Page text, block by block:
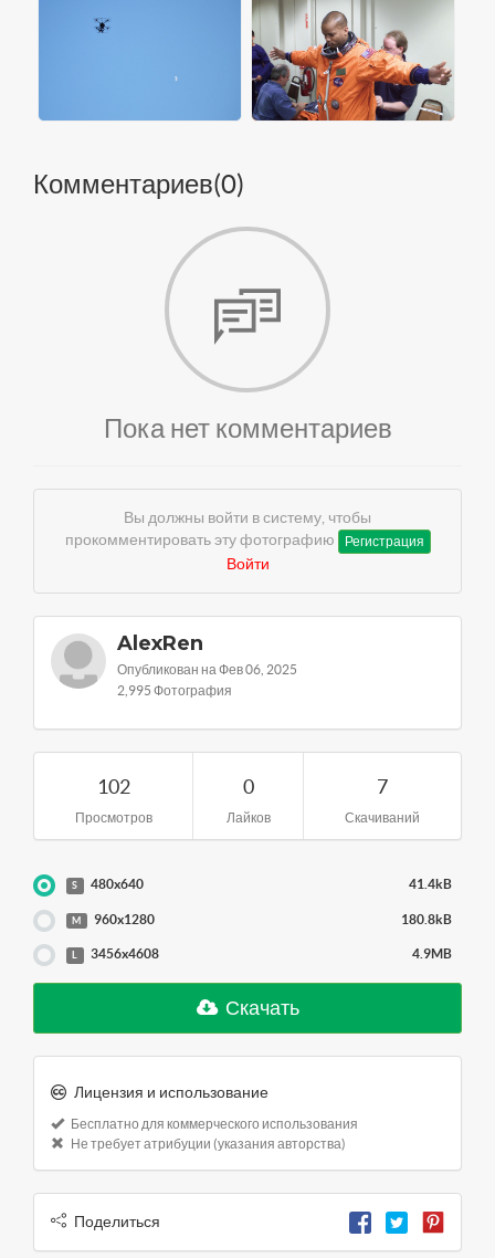
Комментариев(0)
Пока нет комментариев
Вы должны войти в систему, чтобы
прокомментировать эту фотографию
Регистрация
Войти
AlexRen
Опубликован на Фев 06, 2025
2,995 Фотография
102
Просмотров
0
Лайков
7
Скачиваний
S 480x640 41.4kB
M 960x1280 180.8kB
L 3456x4608 4.9MB
Скачать
Лицензия и использование
Бесплатно для коммерческого использования
Не требует атрибуции (указания авторства)
Поделиться